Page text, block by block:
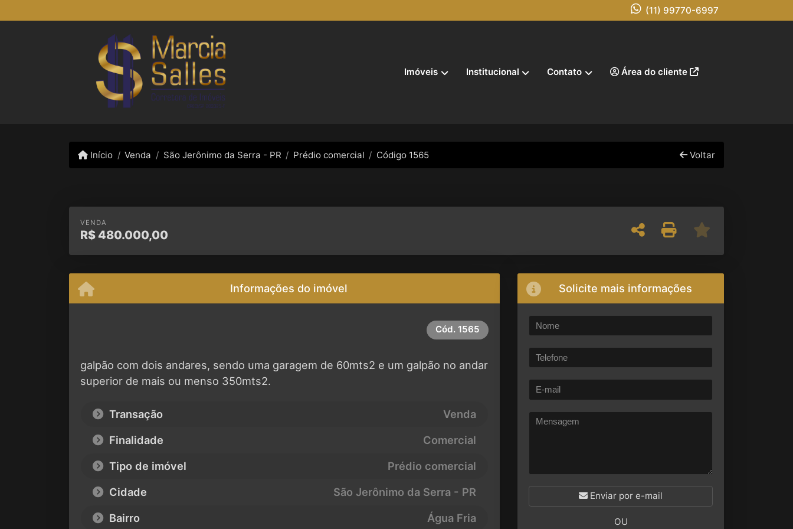
(11) 99770-6997
Imóveis Institucional Contato Área do cliente
Início Venda São Jerônimo da Serra - PR Prédio comercial Código 1565 Voltar
VENDA
R$ 480.000,00
Informações do imóvel
Cód. 1565
galpão com dois andares, sendo uma garagem de 60mts2 e um galpão no andar
superior de mais ou menso 350mts2.
Transação
Venda
Finalidade
Comercial
Tipo de imóvel
Prédio comercial
Cidade
São Jerônimo da Serra - PR
Bairro
Água Fria
Solicite mais informações
Enviar por e-mail
OU